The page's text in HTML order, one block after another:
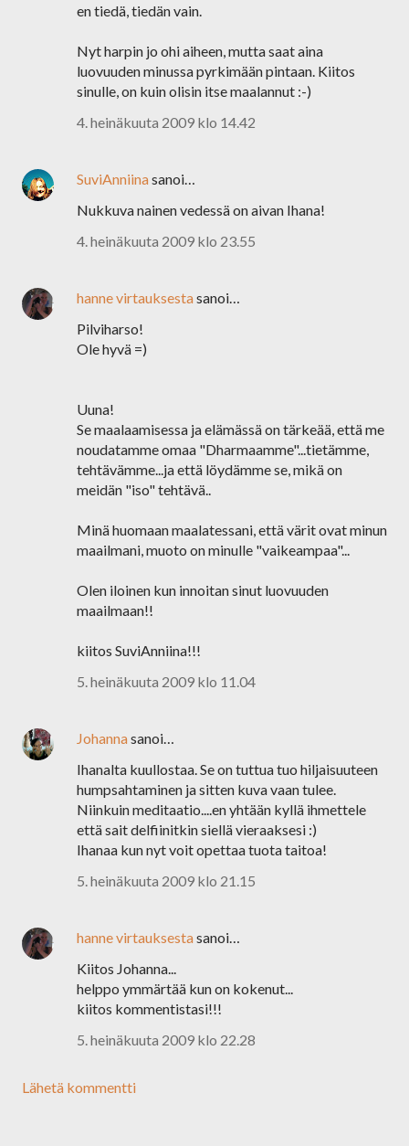
en tiedä, tiedän vain.
Nyt harpin jo ohi aiheen, mutta saat aina
luovuuden minussa pyrkimään pintaan. Kiitos
sinulle, on kuin olisin itse maalannut :-)
4. heinäkuuta 2009 klo 14.42
SuviAnniinasanoi…
Nukkuva nainen vedessä on aivan Ihana!
4. heinäkuuta 2009 klo 23.55
hanne virtauksestasanoi…
Pilviharso!
Ole hyvä =)
Uuna!
Se maalaamisessa ja elämässä on tärkeää, että me
noudatamme omaa "Dharmaamme"...tietämme,
tehtävämme...ja että löydämme se, mikä on
meidän "iso" tehtävä..
Minä huomaan maalatessani, että värit ovat minun
maailmani, muoto on minulle "vaikeampaa"...
Olen iloinen kun innoitan sinut luovuuden
maailmaan!!
kiitos SuviAnniina!!!
5. heinäkuuta 2009 klo 11.04
Johannasanoi…
Ihanalta kuullostaa. Se on tuttua tuo hiljaisuuteen
humpsahtaminen ja sitten kuva vaan tulee.
Niinkuin meditaatio....en yhtään kyllä ihmettele
että sait delfiinitkin siellä vieraaksesi :)
Ihanaa kun nyt voit opettaa tuota taitoa!
5. heinäkuuta 2009 klo 21.15
hanne virtauksestasanoi…
Kiitos Johanna...
helppo ymmärtää kun on kokenut...
kiitos kommentistasi!!!
5. heinäkuuta 2009 klo 22.28
Lähetä kommentti